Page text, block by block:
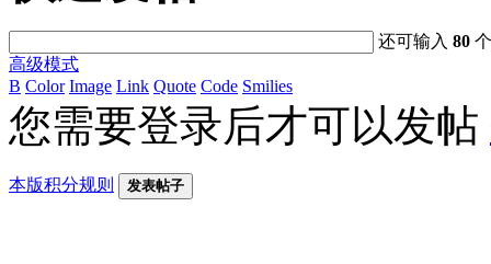
还可输入80
高级模式
B Color Image Link Quote Code Smilies
您需要登录后才可以发帖
本版积分规则 发表帖子